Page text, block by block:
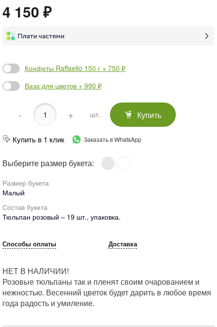
4 150 ₽
Конфеты Raffaello 150 г + 750 ₽
Ваза для цветов + 990 ₽
- + шт. Купить
Купить в 1 клик Заказать в WhatsApp
Выберите размер букета:
Размер букета
Малый
Состав букета
Тюльпан розовый – 19 шт., упаковка.
Способы оплаты Доставка
НЕТ В НАЛИЧИИ!
Розовые тюльпаны так и пленят своим очарованием и
нежностью. Весенний цветок будет дарить в любое время
года радость и умиление.